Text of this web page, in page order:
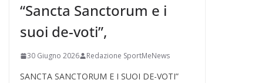
“Sancta Sanctorum e i
suoi de-voti”,
30 Giugno 2026 Redazione SportMeNews
SANCTA SANCTORUM E I SUOI DE-VOTI”